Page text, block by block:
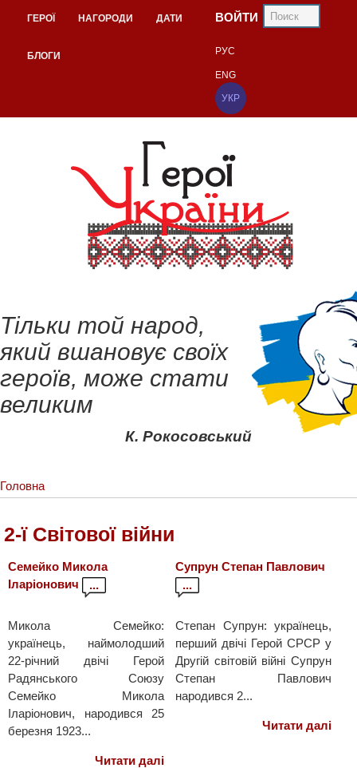
ГЕРОЇ НАГОРОДИ ДАТИ
БЛОГИ
ВОЙТИ
РУС
ENG
УКР
Тільки той народ,
який вшановує своїх
героїв, може стати
великим
К. Рокосовський
Головна
2-ї Світової війни
Семейко Микола
Іларіонович
...
Микола Семейко:
українець, наймолодший
22-річний двічі Герой
Радянського Союзу
Семейко Микола
Іларіонович, народився 25
березня 1923...
Читати далі
Супрун Степан Павлович
...
Степан Супрун: українець,
перший двічі Герой СРСР у
Другій світовій війні Супрун
Степан Павлович
народився 2...
Читати далі